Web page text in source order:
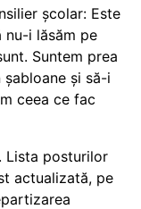
școlar: Este
nu-i lăsăm pe
Suntem prea
și să-i
ceea ce fac
Lista posturilor
actualizată, pe